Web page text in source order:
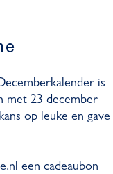
is
met 23 december
op leuke en gave
een cadeaubon